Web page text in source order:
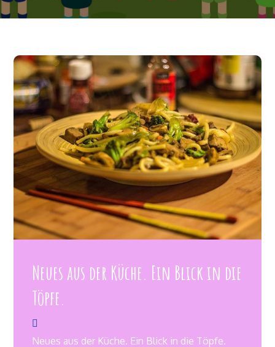
Neues aus der Küche. Ein Blick in die
Töpfe.
Neues aus der Küche. Ein Blick in die Töpfe.